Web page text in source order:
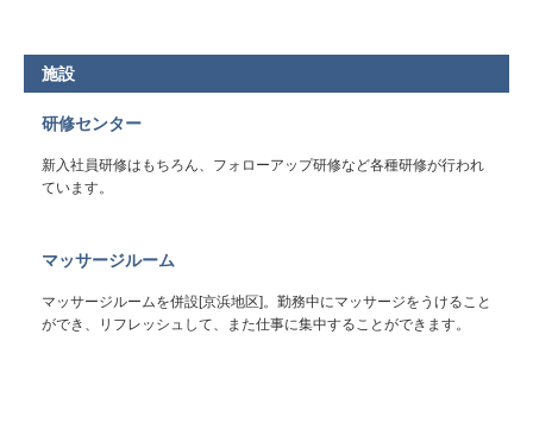
施設
研修センター
新入社員研修はもちろん、フォローアップ研修など各種研修が行われ
ています。
マッサージルーム
マッサージルームを併設[京浜地区]。勤務中にマッサージをうけること
ができ、リフレッシュして、また仕事に集中することができます。